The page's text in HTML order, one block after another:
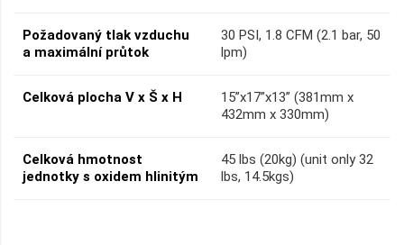
Požadovaný tlak vzduchu
a maximální průtok
30 PSI, 1.8 CFM (2.1 bar, 50
lpm)
Celková plocha V x Š x H
15”x17”x13” (381mm x
432mm x 330mm)
Celková hmotnost
jednotky s oxidem hlinitým
45 lbs (20kg) (unit only 32
lbs, 14.5kgs)